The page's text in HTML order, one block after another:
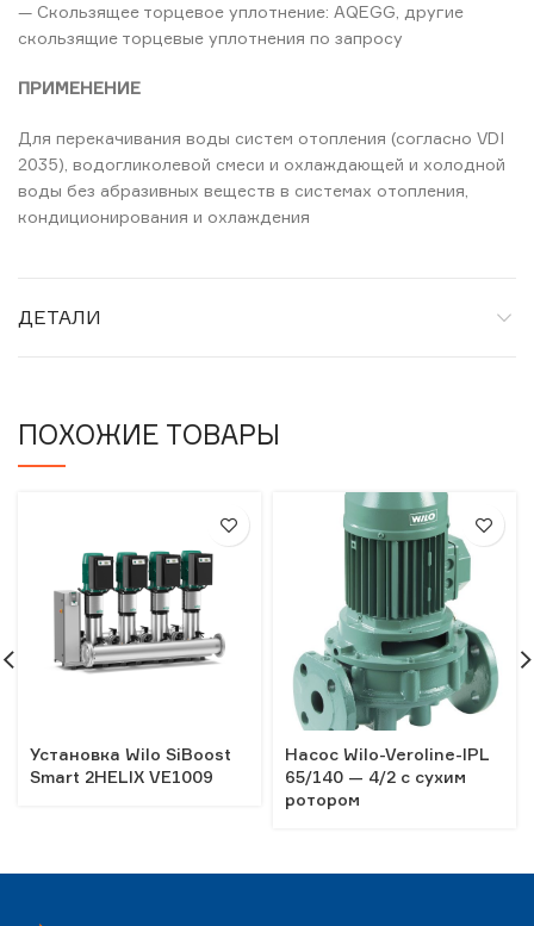
— Скользящее торцевое уплотнение: AQEGG, другие
скользящие торцевые уплотнения по запросу
ПРИМЕНЕНИЕ
Для перекачивания воды систем отопления (согласно VDI
2035), водогликолевой смеси и охлаждающей и холодной
воды без абразивных веществ в системах отопления,
кондиционирования и охлаждения
ДЕТАЛИ
ПОХОЖИЕ ТОВАРЫ
Установка Wilo SiBoost
Smart 2HELIX VE1009
Насос Wilo-Veroline-IPL
65/140 — 4/2 с сухим
ротором